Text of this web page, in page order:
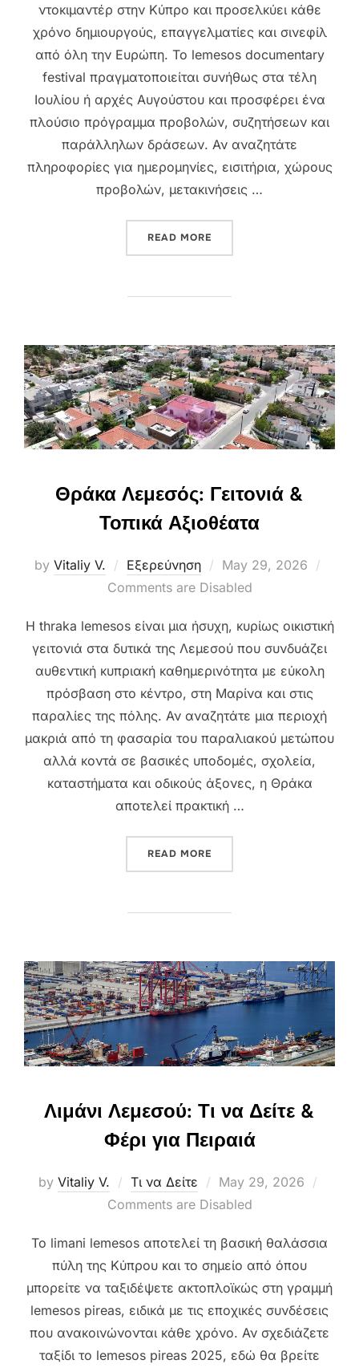
ντοκιμαντέρ στην Κύπρο και προσελκύει κάθε
χρόνο δημιουργούς, επαγγελματίες και σινεφίλ
από όλη την Ευρώπη. Το lemesos documentary
festival πραγματοποιείται συνήθως στα τέλη
Ιουλίου ή αρχές Αυγούστου και προσφέρει ένα
πλούσιο πρόγραμμα προβολών, συζητήσεων και
παράλληλων δράσεων. Αν αναζητάτε
πληροφορίες για ημερομηνίες, εισιτήρια, χώρους
προβολών, μετακινήσεις …
READ MORE
Θράκα Λεμεσός: Γειτονιά &
Τοπικά Αξιοθέατα
by Vitaliy V. Εξερεύνηση
Posted
on
May 29, 2026
Comments are Disabled
Η thraka lemesos είναι μια ήσυχη, κυρίως οικιστική
γειτονιά στα δυτικά της Λεμεσού που συνδυάζει
αυθεντική κυπριακή καθημερινότητα με εύκολη
πρόσβαση στο κέντρο, στη Μαρίνα και στις
παραλίες της πόλης. Αν αναζητάτε μια περιοχή
μακριά από τη φασαρία του παραλιακού μετώπου
αλλά κοντά σε βασικές υποδομές, σχολεία,
καταστήματα και οδικούς άξονες, η Θράκα
αποτελεί πρακτική …
READ MORE
Λιμάνι Λεμεσού: Τι να Δείτε &
Φέρι για Πειραιά
by Vitaliy V. Τι να Δείτε
Posted
on
May 29, 2026
Comments are Disabled
Το limani lemesos αποτελεί τη βασική θαλάσσια
πύλη της Κύπρου και το σημείο από όπου
μπορείτε να ταξιδέψετε ακτοπλοϊκώς στη γραμμή
lemesos pireas, ειδικά με τις εποχικές συνδέσεις
που ανακοινώνονται κάθε χρόνο. Αν σχεδιάζετε
ταξίδι το lemesos pireas 2025, εδώ θα βρείτε